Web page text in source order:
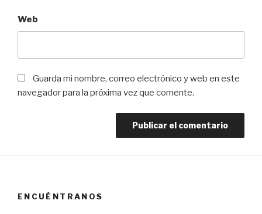
Web
Guarda mi nombre, correo electrónico y web en este
navegador para la próxima vez que comente.
ENCUÉNTRANOS